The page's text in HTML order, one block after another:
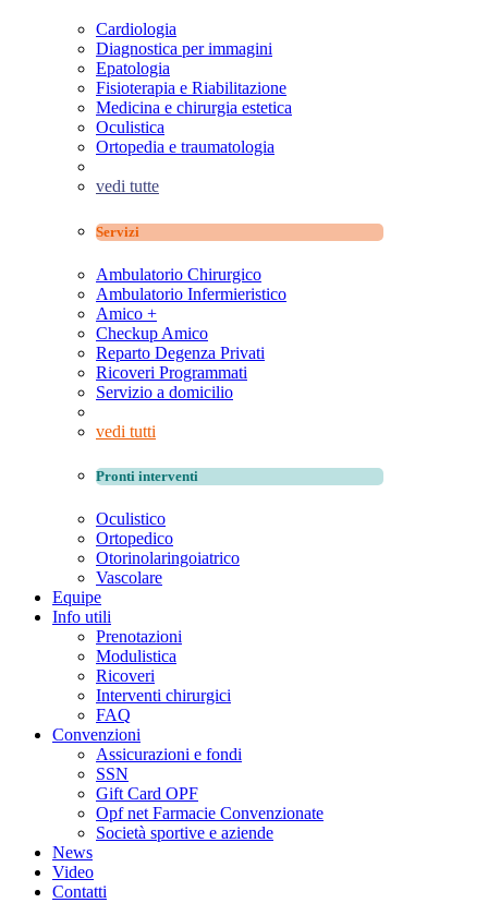
Cardiologia
Diagnostica per immagini
Epatologia
Fisioterapia e Riabilitazione
Medicina e chirurgia estetica
Oculistica
Ortopedia e traumatologia
vedi tutte
Servizi
Ambulatorio Chirurgico
Ambulatorio Infermieristico
Amico +
Checkup Amico
Reparto Degenza Privati
Ricoveri Programmati
Servizio a domicilio
vedi tutti
Pronti interventi
Oculistico
Ortopedico
Otorinolaringoiatrico
Vascolare
Equipe
Info utili
Prenotazioni
Modulistica
Ricoveri
Interventi chirurgici
FAQ
Convenzioni
Assicurazioni e fondi
SSN
Gift Card OPF
Opf net Farmacie Convenzionate
Società sportive e aziende
News
Video
Contatti